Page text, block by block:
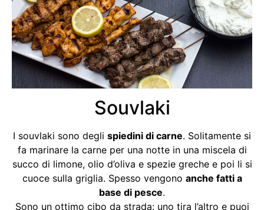
Souvlaki
I souvlaki sono degli spiedini di carne. Solitamente si
fa marinare la carne per una notte in una miscela di
succo di limone, olio d’oliva e spezie greche e poi li si
cuoce sulla griglia. Spesso vengono anche fatti a
base di pesce.
Sono un ottimo cibo da strada: uno tira l’altro e puoi